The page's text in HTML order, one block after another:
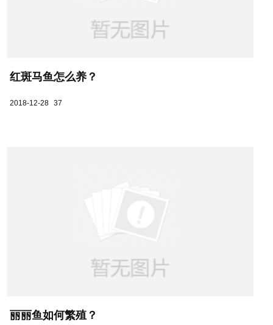
红斑马鱼怎么养？
2018-12-28 37
丽丽鱼如何繁殖？